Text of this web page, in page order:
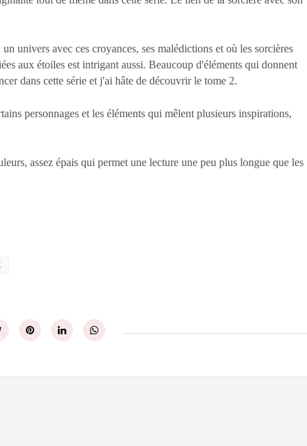
univers avec ces croyances, ses malédictions et où les sorcières
aux étoiles est intrigant aussi. Beaucoup d'éléments qui donnent
dans cette série et j'ai hâte de découvrir le tome 2.
personnages et les éléments qui mêlent plusieurs inspirations,
assez épais qui permet une lecture une peu plus longue que les